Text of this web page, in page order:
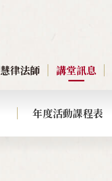
慧律法師 講堂訊息
年度活動課程表